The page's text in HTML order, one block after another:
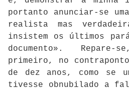
portanto anunciar-se
realista mas
insistem os últimos
documento».
primeiro, no
de dez anos, como se
tivesse obnubilado a